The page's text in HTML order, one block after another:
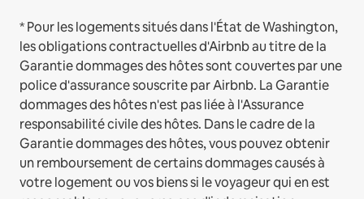
* Pour les logements situés dans l'État de Washington,
les obligations contractuelles d'Airbnb au titre de la
Garantie dommages des hôtes sont couvertes par une
police d'assurance souscrite par Airbnb. La Garantie
dommages des hôtes n'est pas liée à l'Assurance
responsabilité civile des hôtes. Dans le cadre de la
Garantie dommages des hôtes, vous pouvez obtenir
un remboursement de certains dommages causés à
votre logement ou vos biens si le voyageur qui en est